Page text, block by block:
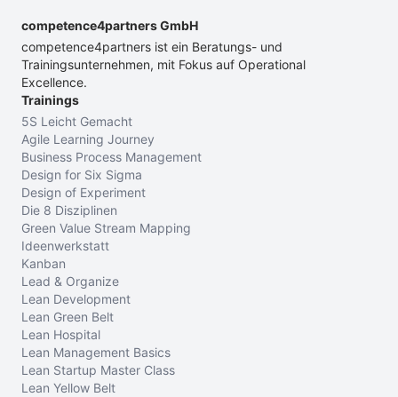
competence4partners GmbH
competence4partners ist ein Beratungs- und
Trainingsunternehmen, mit Fokus auf Operational
Excellence.
Trainings
5S Leicht Gemacht
Agile Learning Journey
Business Process Management
Design for Six Sigma
Design of Experiment
Die 8 Disziplinen
Green Value Stream Mapping
Ideenwerkstatt
Kanban
Lead & Organize
Lean Development
Lean Green Belt
Lean Hospital
Lean Management Basics
Lean Startup Master Class
Lean Yellow Belt